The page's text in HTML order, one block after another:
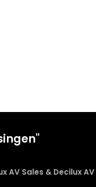
AV Sales & Decilux AV